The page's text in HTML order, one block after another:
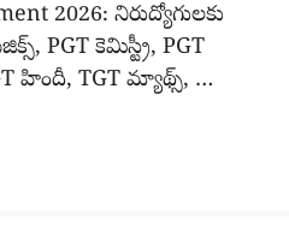
2026: నిరుద్యోగులకు
PGT కెమిస్ట్రీ, PGT
హిందీ, TGT మ్యాథ్స్, …